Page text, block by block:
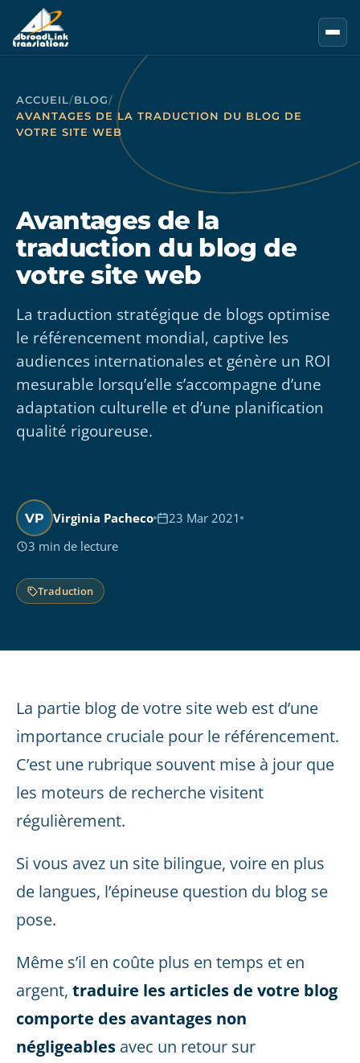
Aller au contenu principal
ACCUEIL/BLOG/
AVANTAGES DE LA TRADUCTION DU BLOG DE
VOTRE SITE WEB
Avantages de la
traduction du blog de
votre site web
La traduction stratégique de blogs optimise
le référencement mondial, captive les
audiences internationales et génère un ROI
mesurable lorsqu’elle s’accompagne d’une
adaptation culturelle et d’une planification
qualité rigoureuse.
VP Virginia Pacheco
23 Mar 2021
3 min de lecture
Traduction
La partie blog de votre site web est d’une
importance cruciale pour le référencement.
C’est une rubrique souvent mise à jour que
les moteurs de recherche visitent
régulièrement.
Si vous avez un site bilingue, voire en plus
de langues, l’épineuse question du blog se
pose.
Même s’il en coûte plus en temps et en
argent, traduire les articles de votre blog
comporte des avantages non
négligeables avec un retour sur